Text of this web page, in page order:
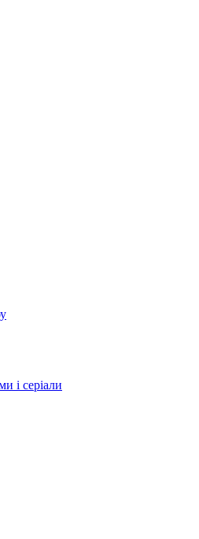
і серіали